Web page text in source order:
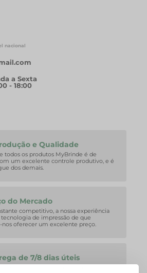
nacional
a Sexta
- 18:00
e Qualidade
todos os produtos MyBrinde é de
um excelente controle produtivo, e é
dos demais.
do Mercado
competitivo, a nossa experiência
tecnologia de impressão de que
oferecer um excelente preço.
de 7/8 dias úteis